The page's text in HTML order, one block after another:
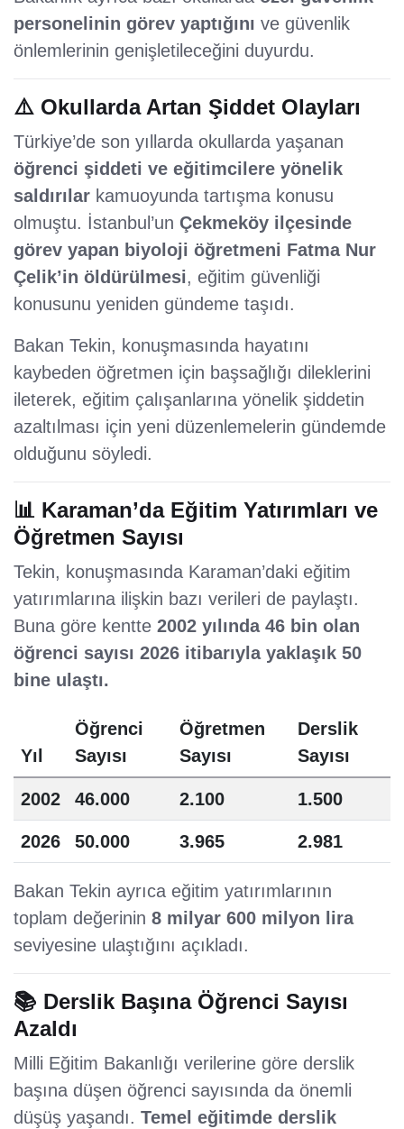
personelinin görev yaptığını ve güvenlik
önlemlerinin genişletileceğini duyurdu.
⚠️ Okullarda Artan Şiddet Olayları
Türkiye’de son yıllarda okullarda yaşanan
öğrenci şiddeti ve eğitimcilere yönelik
saldırılar kamuoyunda tartışma konusu
olmuştu. İstanbul’un Çekmeköy ilçesinde
görev yapan biyoloji öğretmeni Fatma Nur
Çelik’in öldürülmesi, eğitim güvenliği
konusunu yeniden gündeme taşıdı.
Bakan Tekin, konuşmasında hayatını
kaybeden öğretmen için başsağlığı dileklerini
ileterek, eğitim çalışanlarına yönelik şiddetin
azaltılması için yeni düzenlemelerin gündemde
olduğunu söyledi.
📊 Karaman’da Eğitim Yatırımları ve
Öğretmen Sayısı
Tekin, konuşmasında Karaman’daki eğitim
yatırımlarına ilişkin bazı verileri de paylaştı.
Buna göre kentte 2002 yılında 46 bin olan
öğrenci sayısı 2026 itibarıyla yaklaşık 50
bine ulaştı.
Yıl
Öğrenci
Sayısı
Öğretmen
Sayısı
Derslik
Sayısı
2002 46.000 2.100 1.500
2026 50.000 3.965 2.981
Bakan Tekin ayrıca eğitim yatırımlarının
toplam değerinin 8 milyar 600 milyon lira
seviyesine ulaştığını açıkladı.
📚 Derslik Başına Öğrenci Sayısı
Azaldı
Milli Eğitim Bakanlığı verilerine göre derslik
başına düşen öğrenci sayısında da önemli
düşüş yaşandı. Temel eğitimde derslik